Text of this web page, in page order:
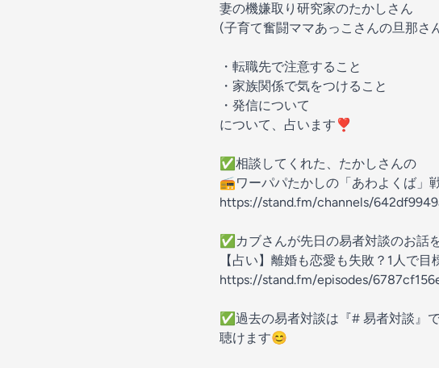
妻の機嫌取り研究家のたかしさん
(子育て奮闘ママあっこさんの旦那さ
・転職先で注意すること
・家族関係で気をつけること
・発信について
について、占います❣️
✅️相談してくれた、たかしさんの
📻️ワーパパたかしの「あわよくば」
https://stand.fm/channels/
✅️カブさんが先日の易者対談のお話
【占い】離婚も恋愛も失敗？1人で目
https://stand.fm/episodes/
✅️過去の易者対談は『# 易者対談』
聴けます😊